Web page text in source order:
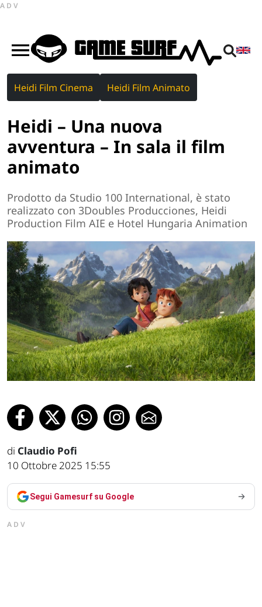
ADV
Heidi Film Cinema Heidi Film Animato
Heidi – Una nuova
avventura – In sala il film
animato
Prodotto da Studio 100 International, è stato
realizzato con 3Doubles Producciones, Heidi
Production Film AIE e Hotel Hungaria Animation
di Claudio Pofi
10 Ottobre 2025 15:55
Segui Gamesurf su Google
ADV